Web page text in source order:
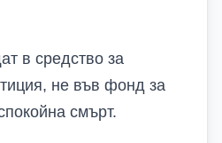
в средство за
не във фонд за
смърт.